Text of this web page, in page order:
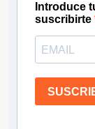
Introduce
suscribirte